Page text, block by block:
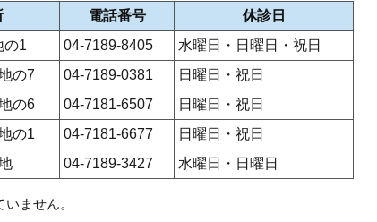
電話番号
休診日
の1 04-7189-8405
水曜日・日曜日・祝日
の7 04-7189-0381
日曜日・祝日
の6 04-7181-6507
日曜日・祝日
の1 04-7181-6677
日曜日・祝日
04-7189-3427 水曜日・日曜日
ません。